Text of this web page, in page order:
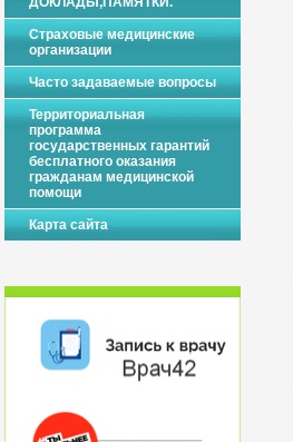
Страховые медицинские
организации
Часто задаваемые вопросы
Территориальная
программа
государственных гарантий
бесплатного оказания
гражданам медицинской
помощи
Карта сайта